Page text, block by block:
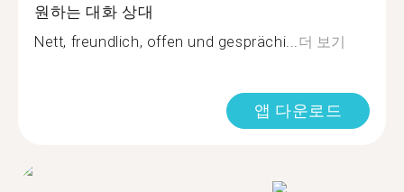
원하는 대화 상대
Nett, freundlich, offen und gesprächi...더 보기
앱 다운로드